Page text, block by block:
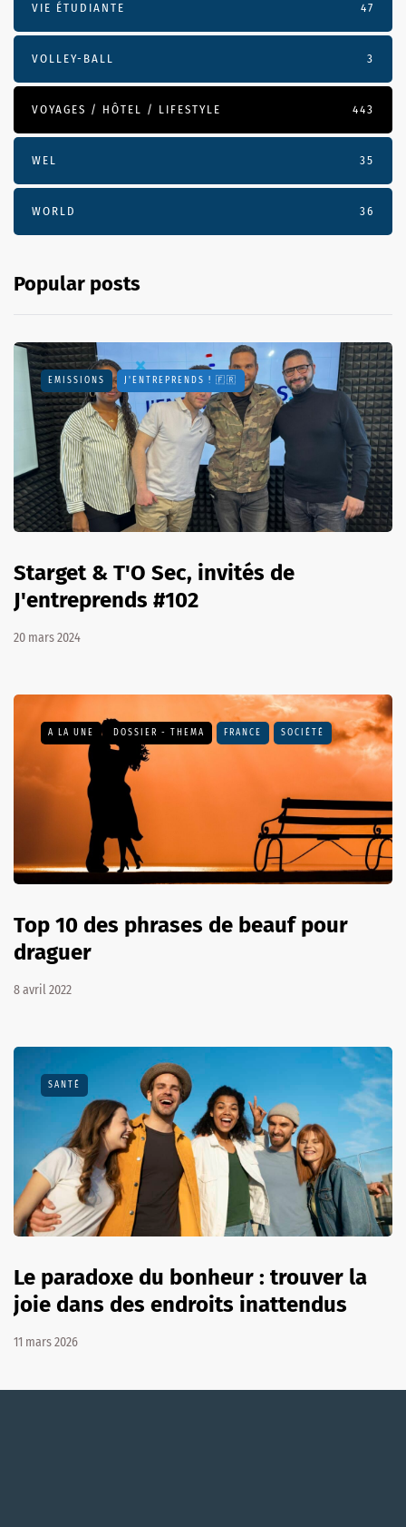
VIE ÉTUDIANTE 47
VOLLEY-BALL 3
VOYAGES / HÔTEL / LIFESTYLE 443
WEL 35
WORLD 36
Popular posts
EMISSIONS J'ENTREPRENDS ! 🇫🇷
Starget & T'O Sec, invités de
J'entreprends #102
20 mars 2024
A LA UNE DOSSIER - THEMA FRANCE SOCIÉTÉ
Top 10 des phrases de beauf pour
draguer
8 avril 2022
SANTÉ
Le paradoxe du bonheur : trouver la
joie dans des endroits inattendus
11 mars 2026